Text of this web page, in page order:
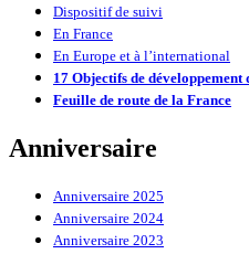
Dispositif de suivi
En France
En Europe et à l’international
17 Objectifs de développement
Feuille de route de la France
Anniversaire
Anniversaire 2025
Anniversaire 2024
Anniversaire 2023